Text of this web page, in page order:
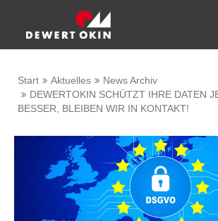
Start Aktuelles
News Archiv
DEWERTOKIN SCHÜTZT IHRE DATEN
BESSER, BLEIBEN WIR IN KONTAKT!